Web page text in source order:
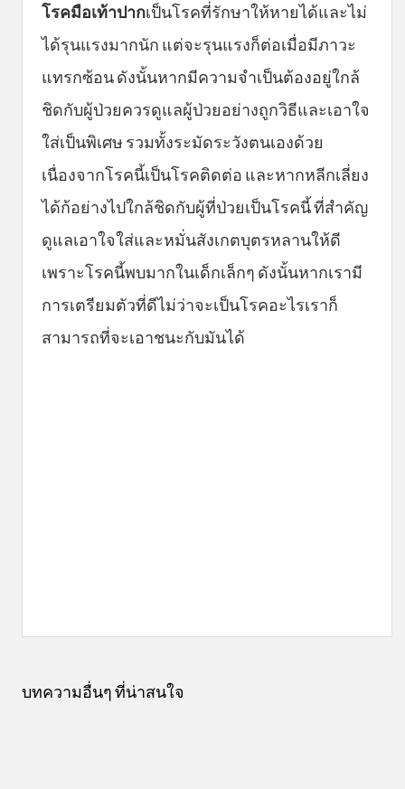
โรคมือเท้าปากเป็นโรคที่รักษาให้หายได้และไม่
ได้รุนแรงมากนัก แต่จะรุนแรงก็ต่อเมื่อมีภาวะ
แทรกซ้อน ดังนั้นหากมีความจำเป็นต้องอยู่ใกล้
ชิดกับผู้ป่วยควรดูแลผู้ป่วยอย่างถูกวิธีและเอาใจ
ใส่เป็นพิเศษ รวมทั้งระมัดระวังตนเองด้วย
เนื่องจากโรคนี้เป็นโรคติดต่อ และหากหลีกเลี่ยง
ได้ก้อย่างไปใกล้ชิดกับผู้ที่ป่วยเป็นโรคนี้ ที่สำคัญ
ดูแลเอาใจใส่และหมั่นสังเกตบุตรหลานให้ดี
เพราะโรคนี้พบมากในเด็กเล็กๆ ดังนั้นหากเรามี
การเตรียมตัวที่ดีไม่ว่าจะเป็นโรคอะไรเราก็
สามารถที่จะเอาชนะกับมันได้
บทความอื่นๆ ที่น่าสนใจ